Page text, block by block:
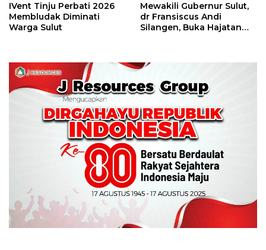
IVent Tinju Perbati 2026
Membludak Diminati
Warga Sulut
Mewakili Gubernur Sulut,
dr Fransiscus Andi
Silangen, Buka Hajatan